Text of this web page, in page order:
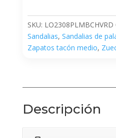
SKU: LO2308PLMBCHVRD
Sandalias, Sandalias de
Zapatos tacón medio,
Descripción